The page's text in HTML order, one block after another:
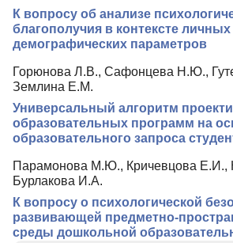
Редакционная политика
Индексирование
Для авторов
Рубрики
Препринты
Подписка
Контакты
К вопросу об анализе
благополучия в контексте личных
демографических параметров
Горюнова Л.В., Сафонцева Н.Ю.,
Землина Е.М.
Универсальный алгоритм
образовательных программ на
образовательного запроса
Парамонова М.Ю., Кричевцова Е.И.,
Бурлакова И.А.
К вопросу о психологической
развивающей предметно-
среды дошкольной